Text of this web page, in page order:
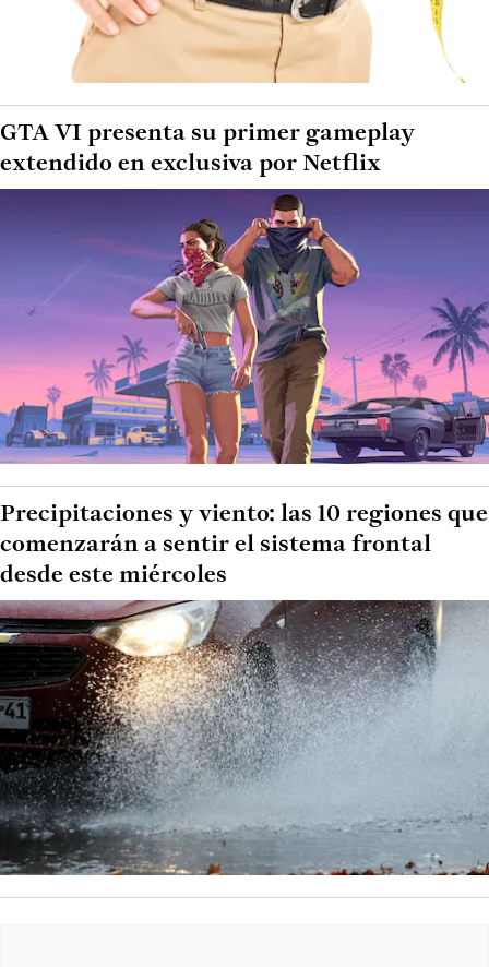
GTA VI presenta su primer gameplay
extendido en exclusiva por Netflix
Precipitaciones y viento: las 10 regiones que
comenzarán a sentir el sistema frontal
desde este miércoles